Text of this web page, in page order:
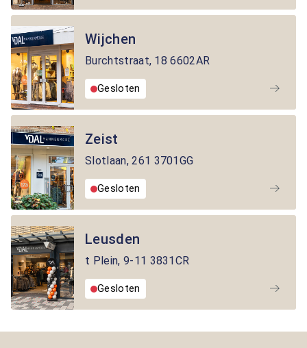
Wijchen
Burchtstraat, 186602AR
Gesloten
Zeist
Slotlaan,261 3701GG
Gesloten
Leusden
t Plein, 9-11 3831CR
Gesloten